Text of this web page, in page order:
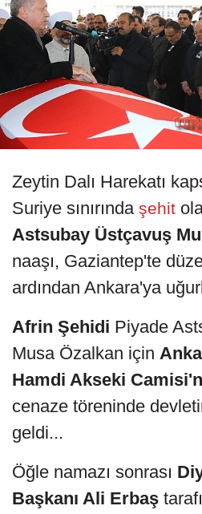
Zeytin Dalı Harekatı
Suriye sınırında şehit
Astsubay Üstçavuş
naaşı, Gaziantep'te
ardından Ankara'ya
Afrin Şehidi Piyade
Musa Özalkan için
Hamdi Akseki
cenaze töreninde
geldi...
Öğle namazı sonrası
Başkanı Ali Erbaş